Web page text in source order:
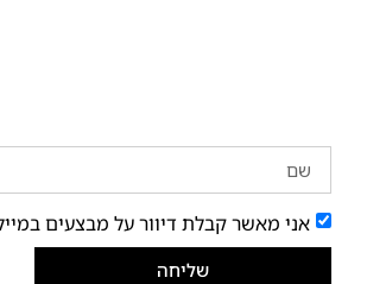
אני מאשר קבלת דיוור על מבצעים
שליחה